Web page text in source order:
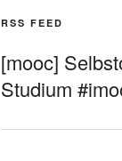
RSS FEED
[mooc]
Studium